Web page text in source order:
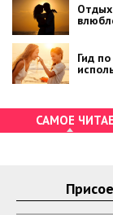
Отдых
Гид
САМОЕ